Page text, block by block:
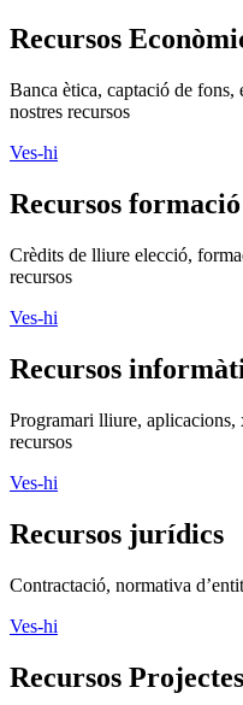
Recursos
Banca ètica, captació de
nostres recursos
Ves-hi
Recursos formació
Crèdits de lliure elecció,
recursos
Ves-hi
Recursos
Programari lliure, aplicacions,
recursos
Ves-hi
Recursos jurídics
Contractació, normativa
Ves-hi
Recursos Projectes